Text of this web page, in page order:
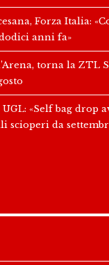
Forza Italia:
anni fa»
torna la ZTL
«Self bag drop
scioperi da